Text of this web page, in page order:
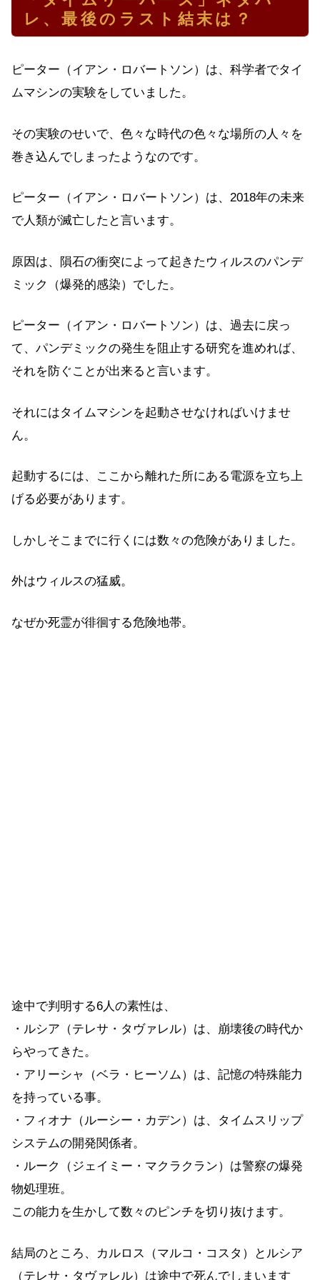
レ、最後のラスト結末は？
ピーター（イアン・ロバートソン）は、科学者でタイ
ムマシンの実験をしていました。
その実験のせいで、色々な時代の色々な場所の人々を
巻き込んでしまったようなのです。
ピーター（イアン・ロバートソン）は、2018年の未来
で人類が滅亡したと言います。
原因は、隕石の衝突によって起きたウィルスのパンデ
ミック（爆発的感染）でした。
ピーター（イアン・ロバートソン）は、過去に戻っ
て、パンデミックの発生を阻止する研究を進めれば、
それを防ぐことが出来ると言います。
それにはタイムマシンを起動させなければいけませ
ん。
起動するには、ここから離れた所にある電源を立ち上
げる必要があります。
しかしそこまでに行くには数々の危険がありました。
外はウィルスの猛威。
なぜか死霊が徘徊する危険地帯。
途中で判明する6人の素性は、
・ルシア（テレサ・タヴァレル）は、崩壊後の時代か
らやってきた。
・アリーシャ（ベラ・ヒーソム）は、記憶の特殊能力
を持っている事。
・フィオナ（ルーシー・カデン）は、タイムスリップ
システムの開発関係者。
・ルーク（ジェイミー・マクラクラン）は警察の爆発
物処理班。
この能力を生かして数々のピンチを切り抜けます。
結局のところ、カルロス（マルコ・コスタ）とルシア
（テレサ・タヴァレル）は途中で死んでしまいます